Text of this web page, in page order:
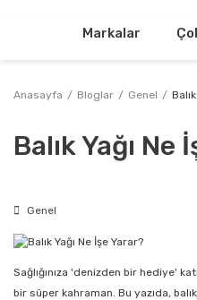
Markalar
Anasayfa Bloglar Genel
Balık Yağı Ne
Genel
Sağlığınıza 'denizden bir hediye'
bir süper kahraman. Bu yazıda,